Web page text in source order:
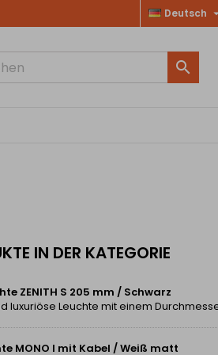
Deutsch

IN DER KATEGORIE
ZENITH S 205 mm / Schwarz
MONO I mit Kabel / Weiß matt